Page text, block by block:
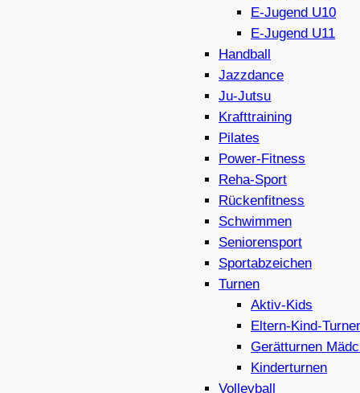
E-Jugend U10
E-Jugend U11
Handball
Jazzdance
Ju-Jutsu
Krafttraining
Pilates
Power-Fitness
Reha-Sport
Rückenfitness
Schwimmen
Seniorensport
Sportabzeichen
Turnen
Aktiv-Kids
Eltern-Kind-
Gerätturnen
Kinderturnen
Volleyball